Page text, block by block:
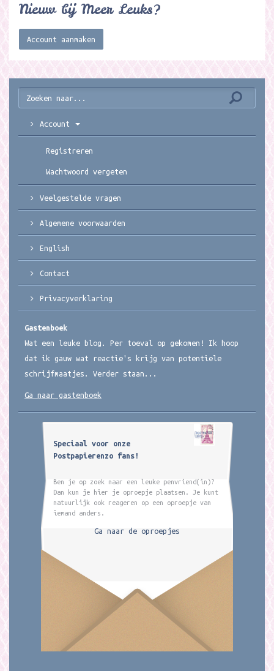
Nieuw bij Meer Leuks?
Account aanmaken
Account
Registreren
Wachtwoord vergeten
Veelgestelde vragen
Algemene voorwaarden
English
Contact
Privacyverklaring
Gastenboek
Wat een leuke blog. Per toeval op gekomen! Ik hoop
dat ik gauw wat reactie's krijg van potentiele
schrijfmaatjes. Verder staan...
Ga naar gastenboek
Speciaal voor onze
Postpapierenzo fans!
Ben je op zoek naar een leuke penvriend(in)?
Dan kun je hier je oproepje plaatsen. Je kunt
natuurlijk ook reageren op een oproepje van
iemand anders.
Ga naar de oproepjes